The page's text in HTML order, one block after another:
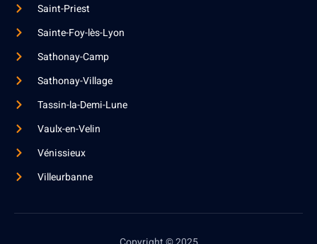
Saint-Priest
Sainte-Foy-lès-Lyon
Sathonay-Camp
Sathonay-Village
Tassin-la-Demi-Lune
Vaulx-en-Velin
Vénissieux
Villeurbanne